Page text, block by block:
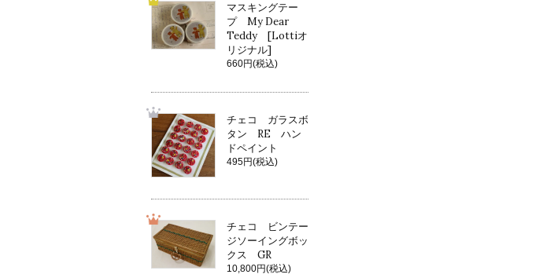
マスキングテー
プ My Dear
Teddy [Lottiオ
リジナル]
660円(税込)
チェコ ガラスボ
タン RE ハン
ドペイント
495円(税込)
チェコ ビンテー
ジソーイングボッ
クス GR
10,800円(税込)